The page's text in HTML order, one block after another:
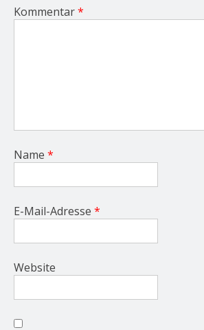
Kommentar*
Name *
E-Mail-Adresse *
Website